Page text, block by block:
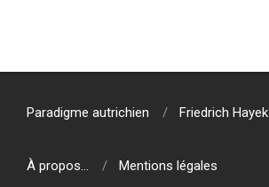
07-
Paradigme autrichien
Friedrich Hayek
À propos… Mentions légales